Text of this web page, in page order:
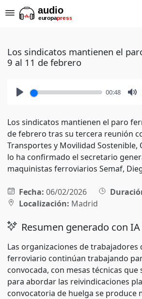
Los sindicatos mantienen el
9 al 11 de febrero
00:48
Los sindicatos mantienen el paro
de febrero tras su tercera reunión
Transportes y Movilidad Sostenible,
lo ha confirmado el secretario
maquinistas ferroviarios Semaf,
Fecha: 06/02/2026
Localización: Madrid
Resumen generado con IA
Las organizaciones de trabajadores
ferroviario continúan trabajando
convocada, con mesas técnicas que
para abordar las reivindicaciones
convocatoria de huelga se produce